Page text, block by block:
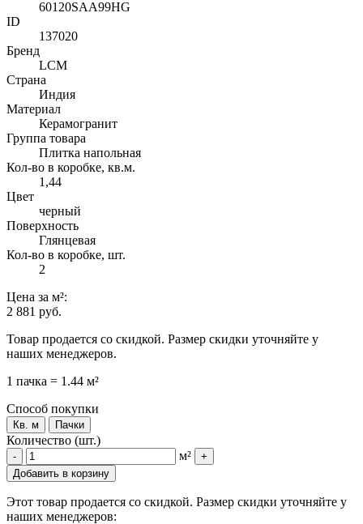
60120SAA99HG
ID
137020
Бренд
LCM
Страна
Индия
Материал
Керамогранит
Группа товара
Плитка напольная
Кол-во в коробке, кв.м.
1,44
Цвет
черный
Поверхность
Глянцевая
Кол-во в коробке, шт.
2
Цена за м²:
2 881 руб.
Товар продается со скидкой. Размер скидки уточняйте у
наших менеджеров.
1 пачка = 1.44 м²
Способ покупки
Кв. м Пачки
Количество (шт.)
- м²
+
Добавить в корзину
Этот товар продается со скидкой. Размер скидки уточняйте у
наших менеджеров: